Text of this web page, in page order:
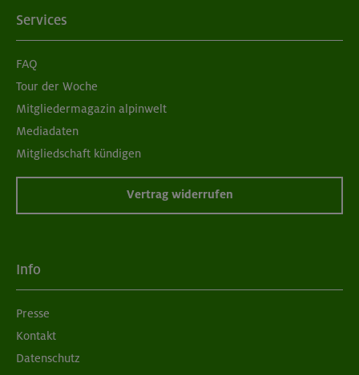
Services
FAQ
Tour der Woche
Mitgliedermagazin alpinwelt
Mediadaten
Mitgliedschaft kündigen
Vertrag widerrufen
Info
Presse
Kontakt
Datenschutz